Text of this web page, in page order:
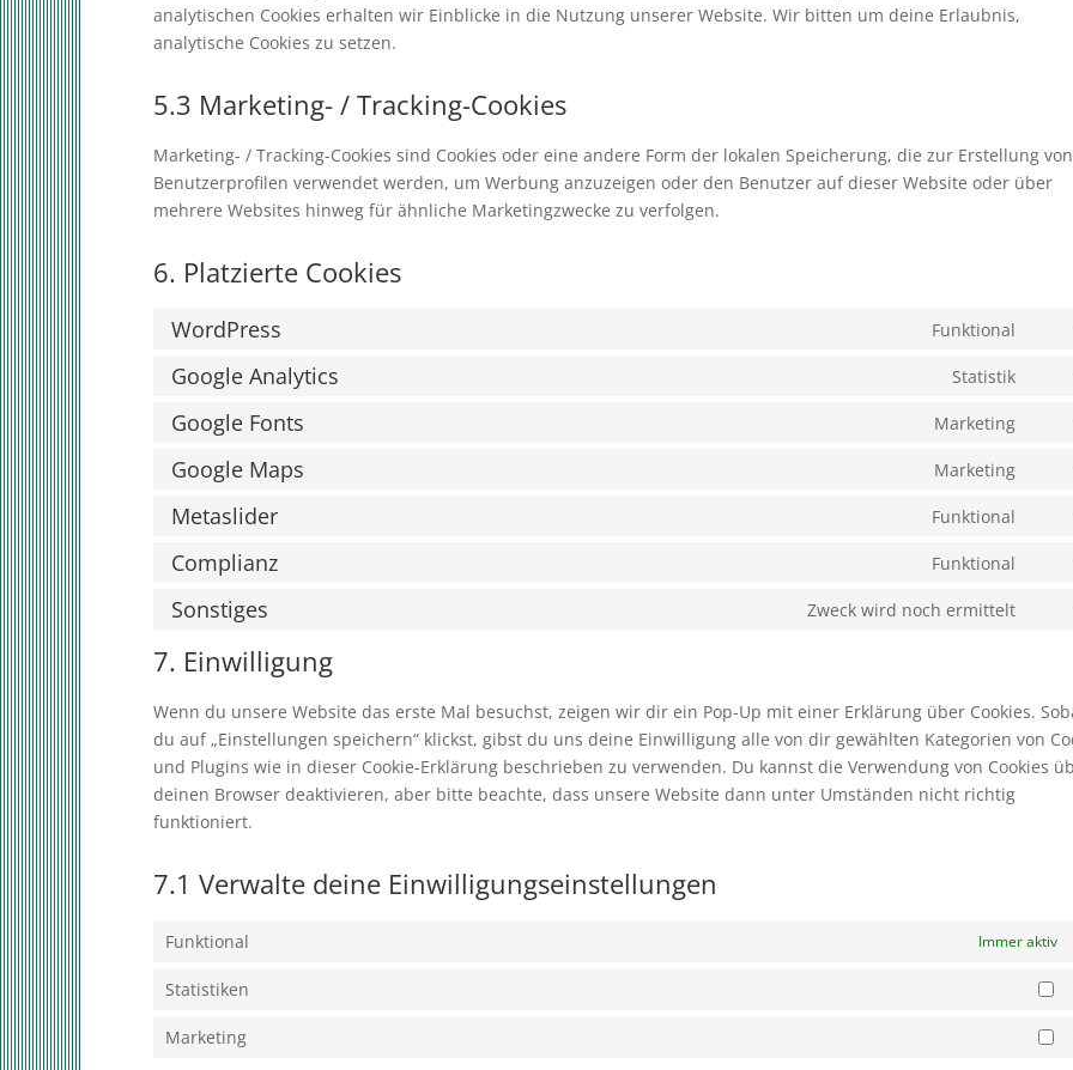
analytischen Cookies erhalten wir Einblicke in die Nutzung unserer Website. Wir bitten um deine Erlaubnis,
analytische Cookies zu setzen.
5.3 Marketing- / Tracking-Cookies
Marketing- / Tracking-Cookies sind Cookies oder eine andere Form der lokalen Speicherung, die zur Erstellung von
Benutzerprofilen verwendet werden, um Werbung anzuzeigen oder den Benutzer auf dieser Website oder über
mehrere Websites hinweg für ähnliche Marketingzwecke zu verfolgen.
6. Platzierte Cookies
WordPress Funktional
Google Analytics Statistik
Google Fonts Marketing
Google Maps Marketing
Metaslider Funktional
Complianz Funktional
Sonstiges Zweck wird noch ermittelt
7. Einwilligung
Wenn du unsere Website das erste Mal besuchst, zeigen wir dir ein Pop-Up mit einer Erklärung über Cookies.
du auf „Einstellungen speichern“ klickst, gibst du uns deine Einwilligung alle von dir gewählten Kategorien von
und Plugins wie in dieser Cookie-Erklärung beschrieben zu verwenden. Du kannst die Verwendung von Cookies
deinen Browser deaktivieren, aber bitte beachte, dass unsere Website dann unter Umständen nicht richtig
funktioniert.
7.1 Verwalte deine Einwilligungseinstellungen
Funktional Immer aktiv
Statistiken
Marketing